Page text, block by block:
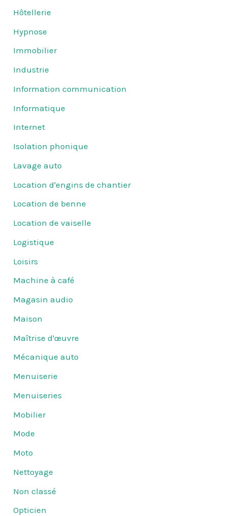
Hôtellerie
Hypnose
Immobilier
Industrie
Information communication
Informatique
Internet
Isolation phonique
Lavage auto
Location d'engins de chantier
Location de benne
Location de vaiselle
Logistique
Loisirs
Machine à café
Magasin audio
Maison
Maîtrise d'œuvre
Mécanique auto
Menuiserie
Menuiseries
Mobilier
Mode
Moto
Nettoyage
Non classé
Opticien